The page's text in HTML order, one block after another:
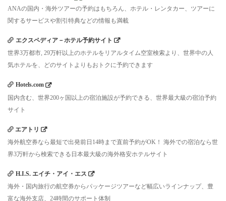
ANAの国内・海外ツアーの予約はもちろん、ホテル・レンタカー、ツアーに
関するサービスや割引特典などの情報も満載
エクスペディア－ホテル予約サイト
世界3万都市, 29万軒以上のホテルをリアルタイム空室検索より、世界中の人
気ホテルを、どのサイトよりもおトクに予約できます
Hotels.com
国内含む、世界200ヶ国以上の宿泊施設が予約できる、世界最大級の宿泊予約
サイト
エアトリ
海外航空券なら最短で出発前日14時まで直前予約がOK！ 海外での宿泊なら世
界3万軒から検索できる日本最大級の海外格安ホテルサイト
H.I.S. エイチ・アイ・エス
海外・国内旅行の航空券からパッケージツアーなど幅広いラインナップ、豊
富な海外支店、24時間のサポート体制